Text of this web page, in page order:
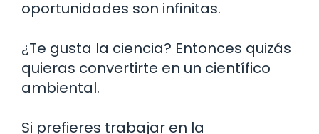
oportunidades son infinitas.
¿Te gusta la ciencia? Entonces quizás
quieras convertirte en un científico
ambiental.
Si prefieres trabajar en la